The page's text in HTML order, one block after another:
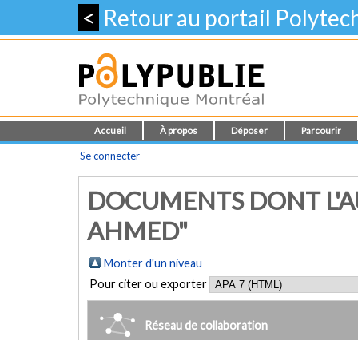
< Retour au portail
Accueil À propos Déposer Parcourir
Se connecter
DOCUMENTS DONT
AHMED"
Monter d'un niveau
Pour citer ou exporter
Réseau de collaboration